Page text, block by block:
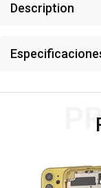
Description